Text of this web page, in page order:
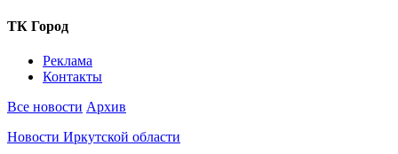
ТК Город
Реклама
Контакты
Все новости Архив
Новости Иркутской области